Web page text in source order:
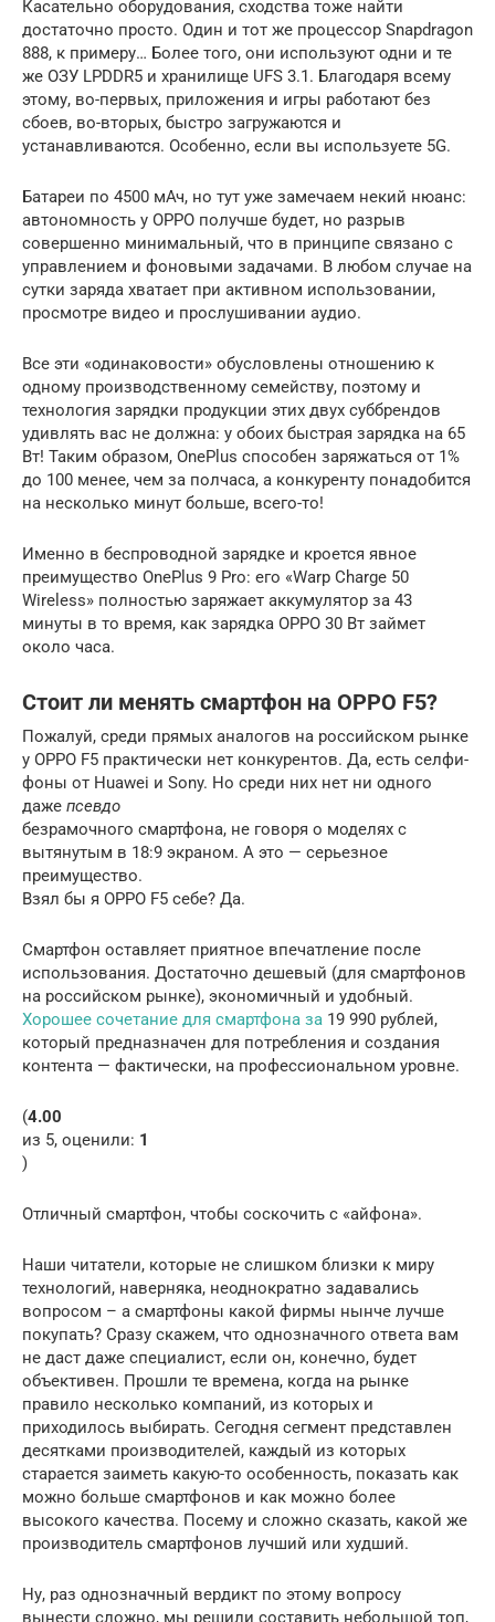
Касательно оборудования, сходства тоже найти
достаточно просто. Один и тот же процессор Snapdragon
888, к примеру… Более того, они используют одни и те
же ОЗУ LPDDR5 и хранилище UFS 3.1. Благодаря всему
этому, во-первых, приложения и игры работают без
сбоев, во-вторых, быстро загружаются и
устанавливаются. Особенно, если вы используете 5G.
Батареи по 4500 мАч, но тут уже замечаем некий нюанс:
автономность у OPPO получше будет, но разрыв
совершенно минимальный, что в принципе связано с
управлением и фоновыми задачами. В любом случае на
сутки заряда хватает при активном использовании,
просмотре видео и прослушивании аудио.
Все эти «одинаковости» обусловлены отношению к
одному производственному семейству, поэтому и
технология зарядки продукции этих двух суббрендов
удивлять вас не должна: у обоих быстрая зарядка на 65
Вт! Таким образом, OnePlus способен заряжаться от 1%
до 100 менее, чем за полчаса, а конкуренту понадобится
на несколько минут больше, всего-то!
Именно в беспроводной зарядке и кроется явное
преимущество OnePlus 9 Pro: его «Warp Charge 50
Wireless» полностью заряжает аккумулятор за 43
минуты в то время, как зарядка OPPO 30 Вт займет
около часа.
Стоит ли менять смартфон на OPPO F5?
Пожалуй, среди прямых аналогов на российском рынке
у OPPO F5 практически нет конкурентов. Да, есть селфи-
фоны от Huawei и Sony. Но среди них нет ни одного
даже псевдо
безрамочного смартфона, не говоря о моделях с
вытянутым в 18:9 экраном. А это — серьезное
преимущество.
Взял бы я OPPO F5 себе? Да.
Смартфон оставляет приятное впечатление после
использования. Достаточно дешевый (для смартфонов
на российском рынке), экономичный и удобный.
Хорошее сочетание для смартфона за 19 990 рублей,
который предназначен для потребления и создания
контента — фактически, на профессиональном уровне.
(4.00
из 5, оценили: 1
)
Отличный смартфон, чтобы соскочить с «айфона».
Наши читатели, которые не слишком близки к миру
технологий, наверняка, неоднократно задавались
вопросом – а смартфоны какой фирмы нынче лучше
покупать? Сразу скажем, что однозначного ответа вам
не даст даже специалист, если он, конечно, будет
объективен. Прошли те времена, когда на рынке
правило несколько компаний, из которых и
приходилось выбирать. Сегодня сегмент представлен
десятками производителей, каждый из которых
старается заиметь какую-то особенность, показать как
можно больше смартфонов и как можно более
высокого качества. Посему и сложно сказать, какой же
производитель смартфонов лучший или худший.
Ну, раз однозначный вердикт по этому вопросу
вынести сложно, мы решили составить небольшой топ,